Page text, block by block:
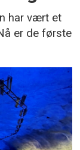
har vært et
er de første